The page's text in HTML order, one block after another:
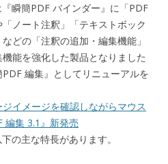
瞬簡PDF バインダー』に「PDF
ノート注釈」「テキストボック
どの「注釈の追加・編集機能」
能を強化した製品となりました
編集』としてリニューアルを
ジイメージを確認しながらマウス
集 3.1』新発売
の主な特長があります。